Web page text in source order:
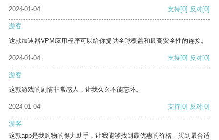
2024-01-04
支持[0] 反对[0]
游客
这款加速器VPM应用程序可以给你提供全球覆盖和最高安全性的连接。
2024-01-04 支持[0] 反对[0]
游客
这款游戏的剧情非常感人，让我久久不能忘怀。
2024-01-04 支持[0] 反对[0]
游客
这款app是我购物的得力助手，让我能够找到最优惠的价格，买到最合适